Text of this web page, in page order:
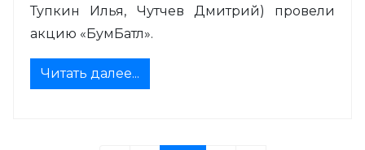
Тупкин Илья, Чутчев Дмитрий) провели
акцию «БумБатл».
Читать далее...